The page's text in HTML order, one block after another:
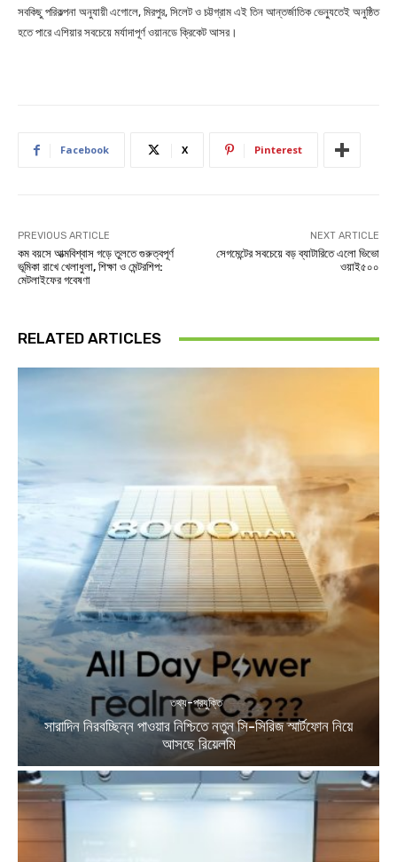
সবকিছু পরিকল্পনা অনুযায়ী এগোলে, মিরপুর, সিলেট ও চট্টগ্রাম এই তিন আন্তর্জাতিক ভেন্যুতেই অনুষ্ঠিত
হতে পারে এশিয়ার সবচেয়ে মর্যাদাপূর্ণ ওয়ানডে ক্রিকেট আসর।
Facebook X Pinterest
PREVIOUS ARTICLE
কম বয়সে আত্মবিশ্বাস গড়ে তুলতে গুরুত্বপূর্ণ
ভূমিকা রাখে খেলাধুলা, শিক্ষা ও মেন্টরশিপ:
মেটলাইফের গবেষণা
NEXT ARTICLE
সেগমেন্টের সবচেয়ে বড় ব্যাটারিতে এলো ভিভো
ওয়াই৫০০
RELATED ARTICLES
তথ্য-প্রযুক্তি
সারাদিন নিরবচ্ছিন্ন পাওয়ার নিশ্চিতে নতুন সি-সিরিজ স্মার্টফোন নিয়ে
আসছে রিয়েলমি